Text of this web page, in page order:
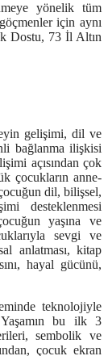
yönelik tüm
için aynı
Dostu, 73 İl Altın
gelişimi, dil ve
bağlanma ilişkisi
açısından çok
çocukların anne-
dil, bilişsel,
desteklenmesi
yaşına ve
sevgi ve
anlatması, kitap
hayal gücünü,
teknolojiyle
Yaşamın bu ilk 3
sembolik ve
çocuk ekran